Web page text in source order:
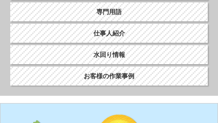
専門用語
仕事人紹介
水回り情報
お客様の作業事例